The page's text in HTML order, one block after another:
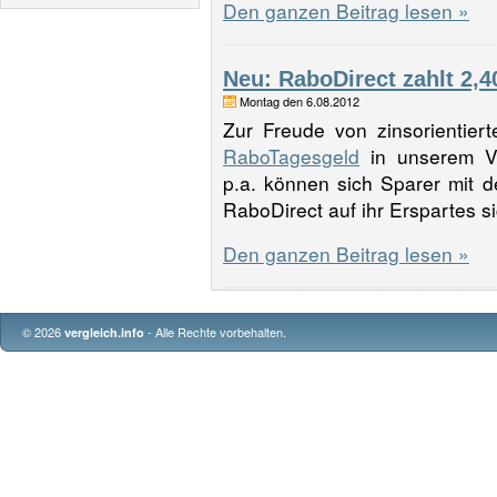
Den ganzen Beitrag lesen »
Neu: RaboDirect zahlt
Montag den 6.08.2012
Zur Freude von
RaboTagesgeld in unserem
p.a. können sich Sparer mit
RaboDirect auf ihr Erspartes
Den ganzen Beitrag lesen »
© 2026 vergleich.info - Alle Rechte vorbehalten.